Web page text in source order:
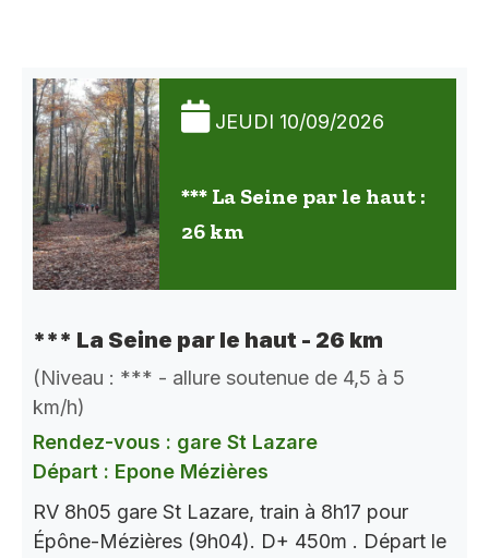
JEUDI 10/09/2026
*** La Seine par le haut :
26 km
*** La Seine par le haut - 26 km
(Niveau : *** - allure soutenue de 4,5 à 5
km/h)
Rendez-vous : gare St Lazare
Départ : Epone Mézières
RV 8h05 gare St Lazare, train à 8h17 pour
Épône-Mézières (9h04). D+ 450m . Départ le